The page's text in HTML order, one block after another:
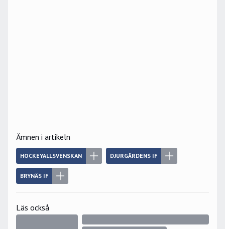
Ämnen i artikeln
HOCKEYALLSVENSKAN DJURGÅRDENS IF
BRYNÄS IF
Läs också